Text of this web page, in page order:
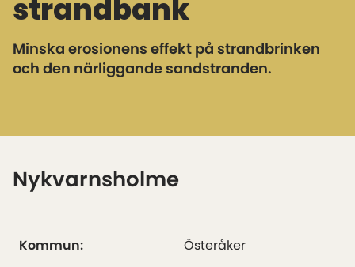
strandbank
Minska erosionens effekt på strandbrinken
och den närliggande sandstranden.
Nykvarnsholme
Kommun: Österåker